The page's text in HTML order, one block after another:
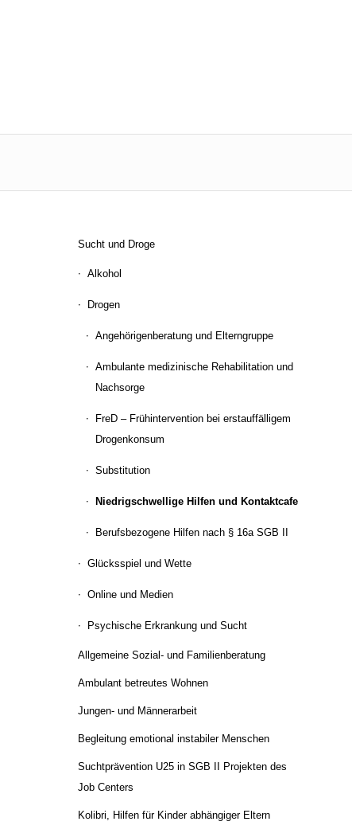
Sucht und Droge
Alkohol
Drogen
Angehörigenberatung und Elterngruppe
Ambulante medizinische Rehabilitation und
Nachsorge
FreD – Frühintervention bei erstauffälligem
Drogenkonsum
Substitution
Niedrigschwellige Hilfen und Kontaktcafe
Berufsbezogene Hilfen nach § 16a SGB II
Glücksspiel und Wette
Online und Medien
Psychische Erkrankung und Sucht
Allgemeine Sozial- und Familienberatung
Ambulant betreutes Wohnen
Jungen- und Männerarbeit
Begleitung emotional instabiler Menschen
Suchtprävention U25 in SGB II Projekten des
Job Centers
Kolibri, Hilfen für Kinder abhängiger Eltern